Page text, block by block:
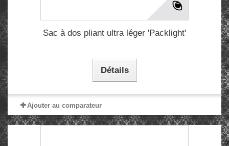
Sac à dos pliant ultra léger 'Packlight'
Détails
Ajouter au comparateur